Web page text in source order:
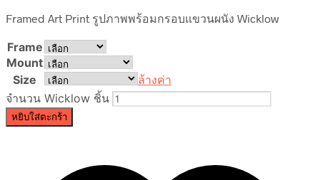
Framed Art Print รูปภาพพร้อมกรอบแขวนผนัง Wicklow
Frame
Mount
Size
ล้างค่า
จำนวน Wicklow ชิ้น
หยิบใส่ตะกร้า